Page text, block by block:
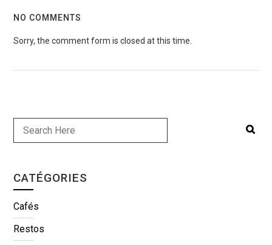
NO COMMENTS
Sorry, the comment form is closed at this time.
CATÉGORIES
Cafés
Restos